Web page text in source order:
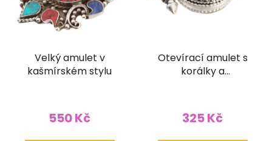
Velký amulet v
kašmírském stylu
550 Kč
Otevírací amulet s
korálky a
325 Kč